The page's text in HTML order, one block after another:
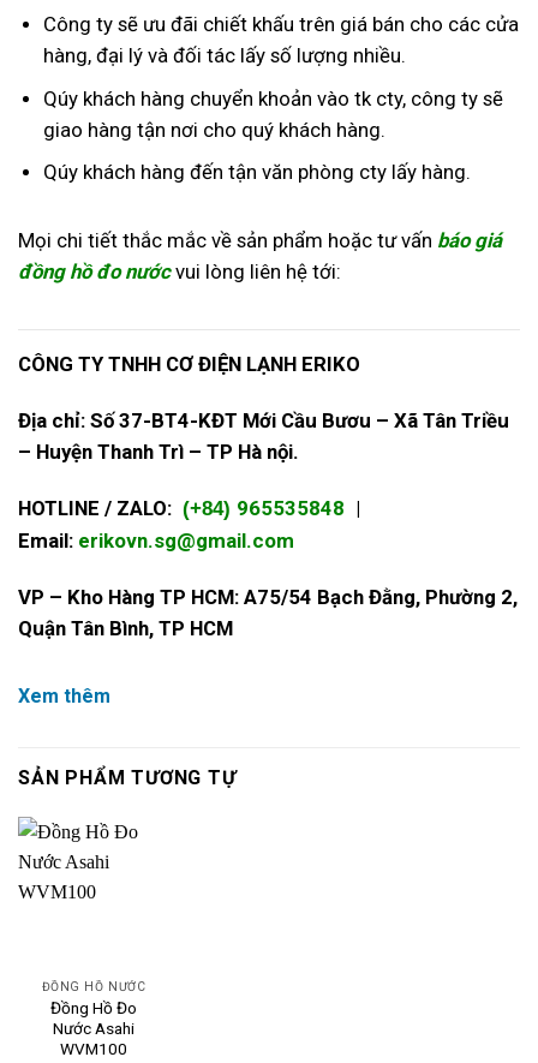
Công ty sẽ ưu đãi chiết khấu trên giá bán cho các cửa
hàng, đại lý và đối tác lấy số lượng nhiều.
Qúy khách hàng chuyển khoản vào tk cty, công ty sẽ
giao hàng tận nơi cho quý khách hàng.
Qúy khách hàng đến tận văn phòng cty lấy hàng.
Mọi chi tiết thắc mắc về sản phẩm hoặc tư vấn báo giá
đồng hồ đo nướcvui lòng liên hệ tới:
CÔNG TY TNHH CƠ ĐIỆN LẠNH ERIKO
Địa chỉ: Số 37-BT4-KĐT Mới Cầu Bươu – Xã Tân Triều
– Huyện Thanh Trì – TP Hà nội.
HOTLINE / ZALO: (+84) 965535848 |
Email: erikovn.sg@gmail.com
VP – Kho Hàng TP HCM: A75/54 Bạch Đằng, Phường 2,
Quận Tân Bình, TP HCM
Xem thêm
SẢN PHẨM TƯƠNG TỰ
ĐỒNG HỒ NƯỚC
Đồng Hồ Đo
Nước Asahi
WVM100